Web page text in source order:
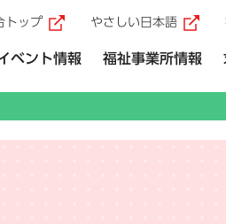
ベント情報 福祉事業所情報
トップ （外部リンク）
やさしい日本語